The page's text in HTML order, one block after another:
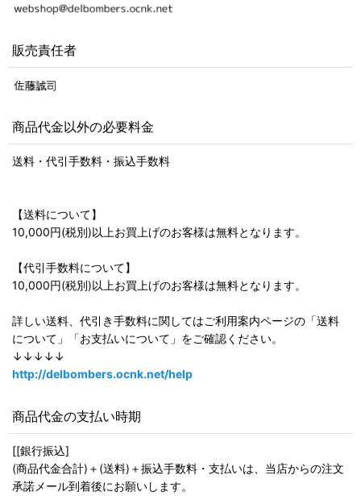
販売責任者
商品代金以外の必要料金
送料・代引手数料・振込手数料
【送料について】
10,000円(税別)以上お買上げのお客様は無料となります。
【代引手数料について】
10,000円(税別)以上お買上げのお客様は無料となります。
詳しい送料、代引き手数料に関してはご利用案内ページの「送料
について」「お支払いについて」をご確認ください。
↓↓↓↓↓
http://delbombers.ocnk.net/help
商品代金の支払い時期
[[銀行振込]
(商品代金合計)＋(送料)＋振込手数料・支払いは、当店からの注文
承諾メール到着後にお願いします。